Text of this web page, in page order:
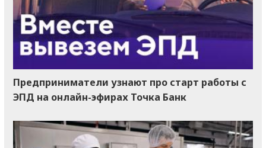
Предприниматели узнают про старт работы с
ЭПД на онлайн-эфирах Точка Банк